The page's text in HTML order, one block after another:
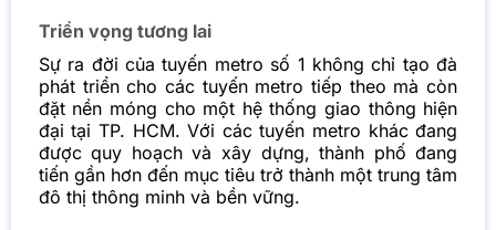
Triển vọng tương lai
Sự ra đời của tuyến metro số 1 không chỉ tạo đà
phát triển cho các tuyến metro tiếp theo mà còn
đặt nền móng cho một hệ thống giao thông hiện
đại tại TP. HCM. Với các tuyến metro khác đang
được quy hoạch và xây dựng, thành phố đang
tiến gần hơn đến mục tiêu trở thành một trung tâm
đô thị thông minh và bền vững.